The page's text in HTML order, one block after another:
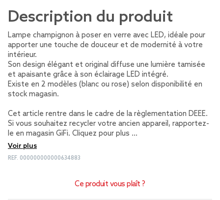
Description du produit
Lampe champignon à poser en verre avec LED, idéale pour
apporter une touche de douceur et de modernité à votre
intérieur.
Son design élégant et original diffuse une lumière tamisée
et apaisante grâce à son éclairage LED intégré.
Existe en 2 modèles (blanc ou rose) selon disponibilité en
stock magasin.
Cet article rentre dans le cadre de la règlementation DEEE.
Si vous souhaitez recycler votre ancien appareil, rapportez-
le en magasin GiFi. Cliquez pour plus …
Voir plus
REF. 000000000000634883
Ce produit vous plaît ?